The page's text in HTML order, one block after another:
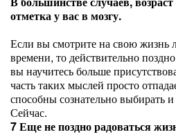
отметка у вас в мозгу.
Если вы смотрите на свою жизнь
времени, то действительно
вы научитесь больше
часть таких мыслей просто
способны сознательно выбирать и
Сейчас.
7 Еще не поздно радоваться